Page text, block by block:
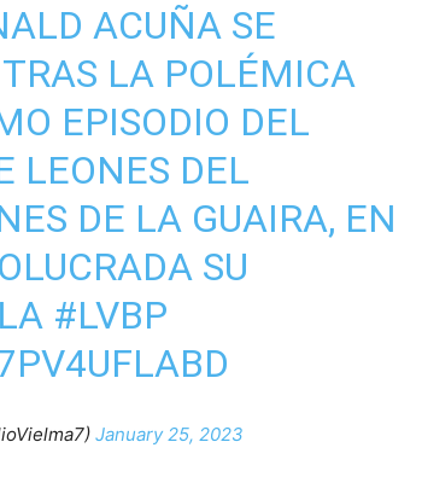
ACUÑA SE
LA POLÉMICA
EPISODIO DEL
LEONES DEL
DE LA GUAIRA, EN
SU
#LVBP
January 25, 2023